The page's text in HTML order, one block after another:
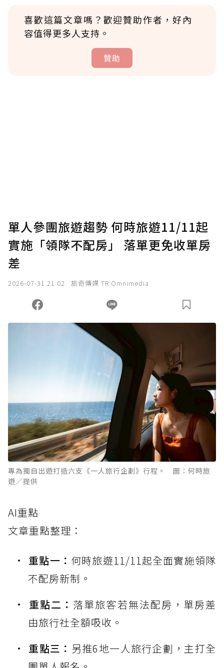
喜歡這篇文章嗎？歡迎贊助作者，好內
容值得更多人支持。
贊助
確認送出
您當前剩餘 U 利點數：0點；前往 購買點數
單人參團旅遊趨勢 何時旅遊11/11起
實施「領隊不配房」 落單更免收單房
差
2026-07-31 21:02 旅奇傳媒 TR Omnimedia
專為獨自出遊打造六支《一人旅行企劃》行程。 圖：何時旅
遊／提供
AI重點
文章重點整理：
重點一： 何時旅遊11/11起全面實施領隊
不配房新制。
重點二： 落單旅客若無法配房，單房差
由旅行社全額吸收。
重點三： 另推6地一人旅行企劃，主打全